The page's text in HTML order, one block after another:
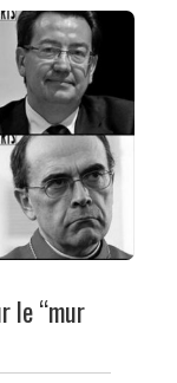
le “mur